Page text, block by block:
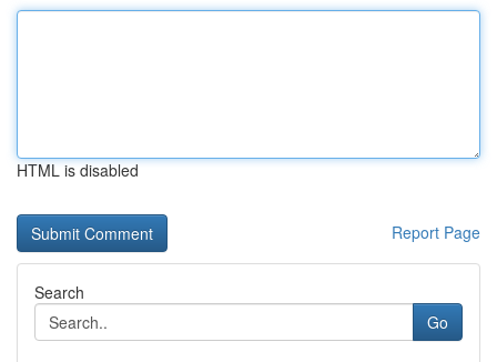
HTML is disabled
Report Page
Search
Go